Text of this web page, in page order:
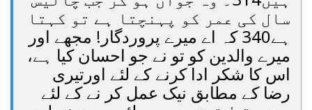
سال کی عمر کو پہنچتا ہے تو کہتا
ہے340 کہ اے میرے پروردگار! مجھے اور
میرے والدین کو تو نے جو احسان کیا ہے،
اس کا شکر ادا کرنے کے لئے اورتیری
رضا کے مطابق نیک عمل کر نے کے لئے